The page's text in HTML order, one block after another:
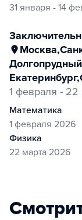
31 января - 14
Москва,
Долгопрудный
Екатеринбург,
1 февраля -
математика
1 февраля 2026
физика
22 марта 2026